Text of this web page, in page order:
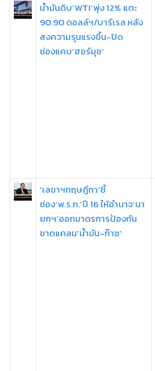
น้ำมันดิบ‘WTI’พุ่ง 12% แตะ
90.90 ดอลล์ฯ/บาร์เรล หลัง
สงความรุนแรงขึ้น-ปิด
ช่องแคบ‘ฮอร์มุซ’
‘เลขาฯกฤษฎีกา’ชี้
ช่อง‘พ.ร.ก.’ปี 16 ให้อำนาจ‘นา
ยกฯ’ออกมาตรการป้องกัน
ขาดแคลน‘น้ำมัน-ก๊าซ’